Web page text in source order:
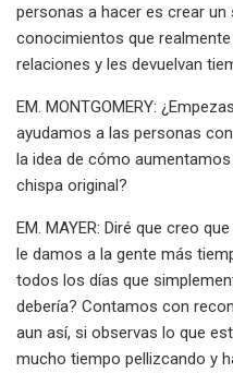
personas a hacer es crear
conocimientos que
relaciones y les devuelvan
EM. MONTGOMERY:
ayudamos a las personas
la idea de cómo
chispa original?
EM. MAYER: Diré que creo
le damos a la gente más
todos los días que
debería? Contamos con
aun así, si observas lo que
mucho tiempo pellizcando y